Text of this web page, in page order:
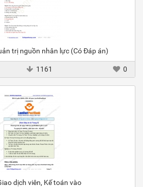
trị nguồn nhân lực (Có Đáp án)
1161 0
dịch viên, Kế toán vào